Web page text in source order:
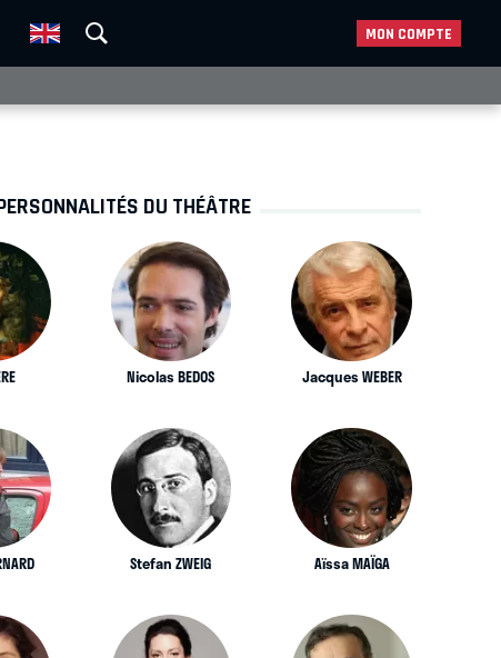
MON COMPTE
DU THÉÂTRE
Nicolas BEDOS Jacques WEBER
Stefan ZWEIG Aïssa MAÏGA